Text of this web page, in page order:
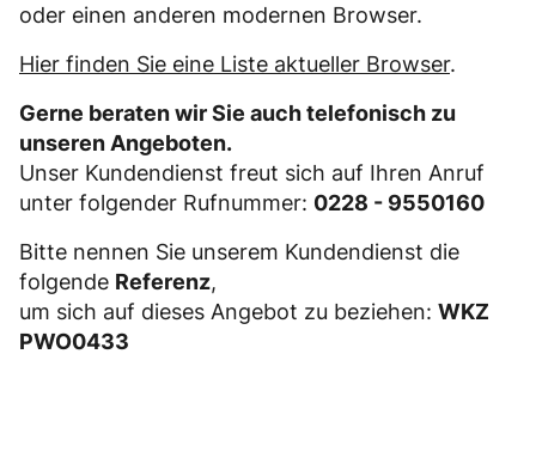
oder einen anderen modernen Browser.
Hier finden Sie eine Liste aktueller Browser.
Gerne beraten wir Sie auch telefonisch zu
unseren Angeboten.
Unser Kundendienst freut sich auf Ihren Anruf
unter folgender Rufnummer: 0228 - 9550160
Bitte nennen Sie unserem Kundendienst die
folgende Referenz,
um sich auf dieses Angebot zu beziehen: WKZ
PWO0433